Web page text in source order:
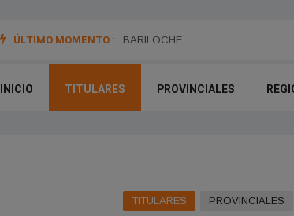
ÚLTIMO MOMENTO : Universidad Nacional de Rio Negro
INICIO TITULARES PROVINCIALES
TITULARES PROVINCIALES